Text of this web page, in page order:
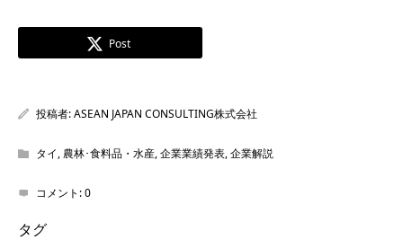
Post
投稿者:ASEAN JAPAN CONSULTING株式会社
タイ, 農林･食料品・水産,企業業績発表,企業解説
コメント:0
タグ